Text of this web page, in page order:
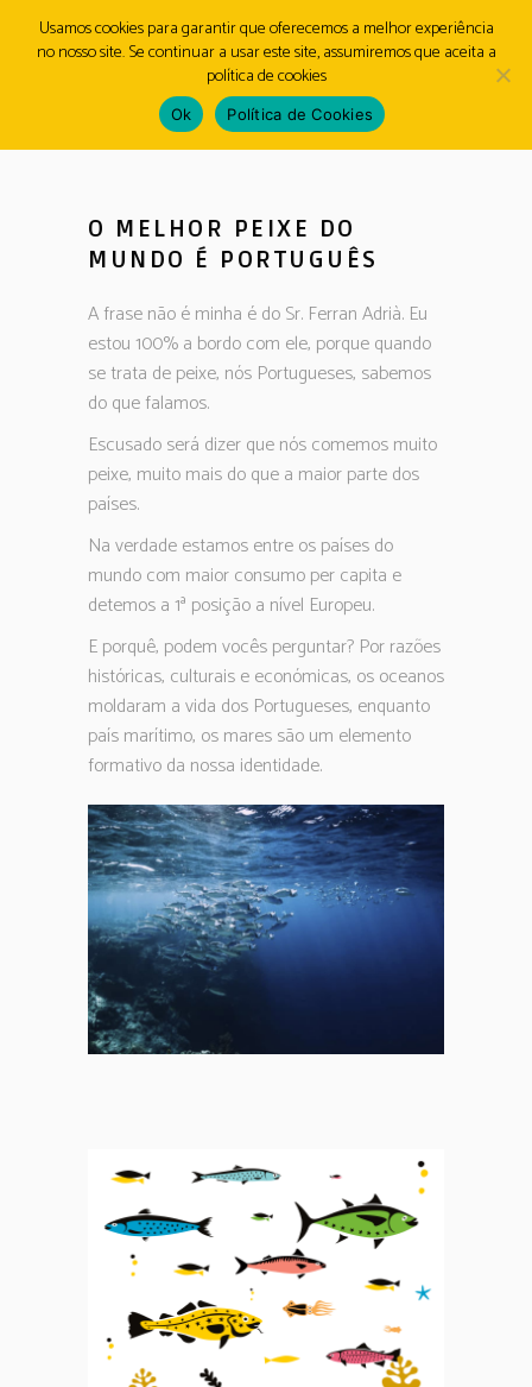
MENU
O MELHOR PEIXE DO
MUNDO É PORTUGUÊS
A frase não é minha é do Sr. Ferran Adrià. Eu
estou 100% a bordo com ele, porque quando
se trata de peixe, nós Portugueses, sabemos
do que falamos.
Escusado será dizer que nós comemos muito
peixe, muito mais do que a maior parte dos
países.
Na verdade estamos entre os países do
mundo com maior consumo per capita e
detemos a 1ª posição a nível Europeu.
E porquê, podem vocês perguntar? Por razões
históricas, culturais e económicas, os oceanos
moldaram a vida dos Portugueses, enquanto
país marítimo, os mares são um elemento
formativo da nossa identidade.
Usamos cookies para garantir que oferecemos a melhor experiência
no nosso site. Se continuar a usar este site, assumiremos que aceita a
política de cookies
Ok Política de Cookies